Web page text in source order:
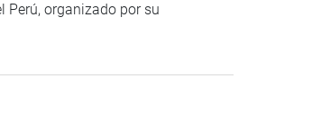
Perú, organizado por su